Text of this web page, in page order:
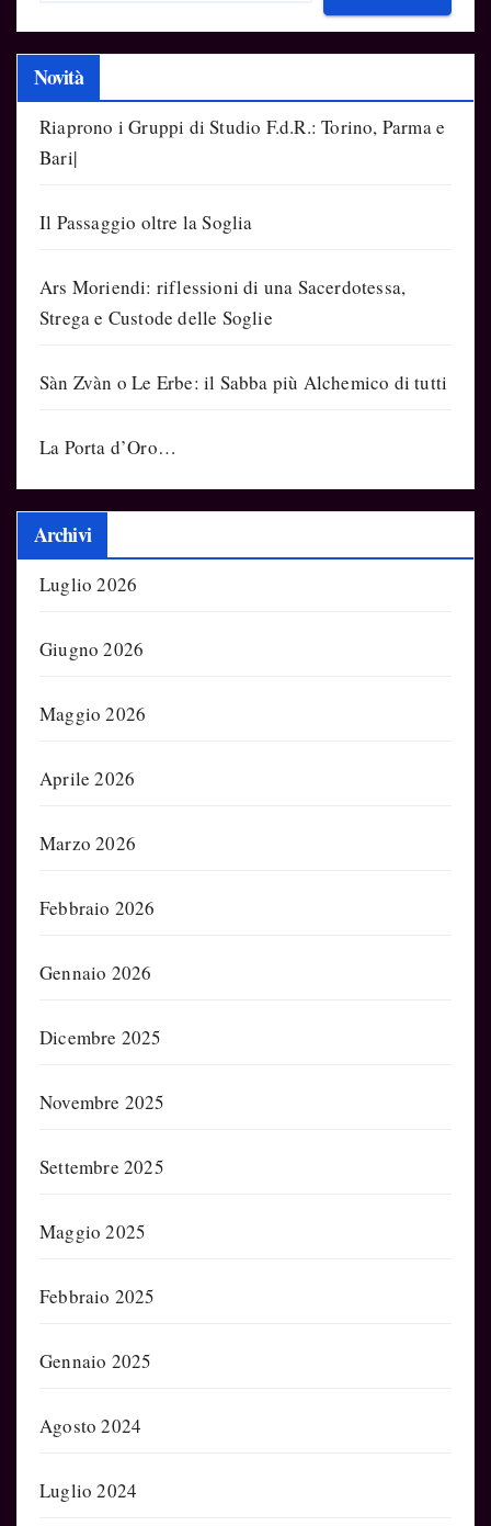
Novità
Riaprono i Gruppi di Studio F.d.R.: Torino, Parma e
Bari|
Il Passaggio oltre la Soglia
Ars Moriendi: riflessioni di una Sacerdotessa,
Strega e Custode delle Soglie
Sàn Zvàn o Le Erbe: il Sabba più Alchemico di tutti
La Porta d’Oro…
Archivi
Luglio 2026
Giugno 2026
Maggio 2026
Aprile 2026
Marzo 2026
Febbraio 2026
Gennaio 2026
Dicembre 2025
Novembre 2025
Settembre 2025
Maggio 2025
Febbraio 2025
Gennaio 2025
Agosto 2024
Luglio 2024